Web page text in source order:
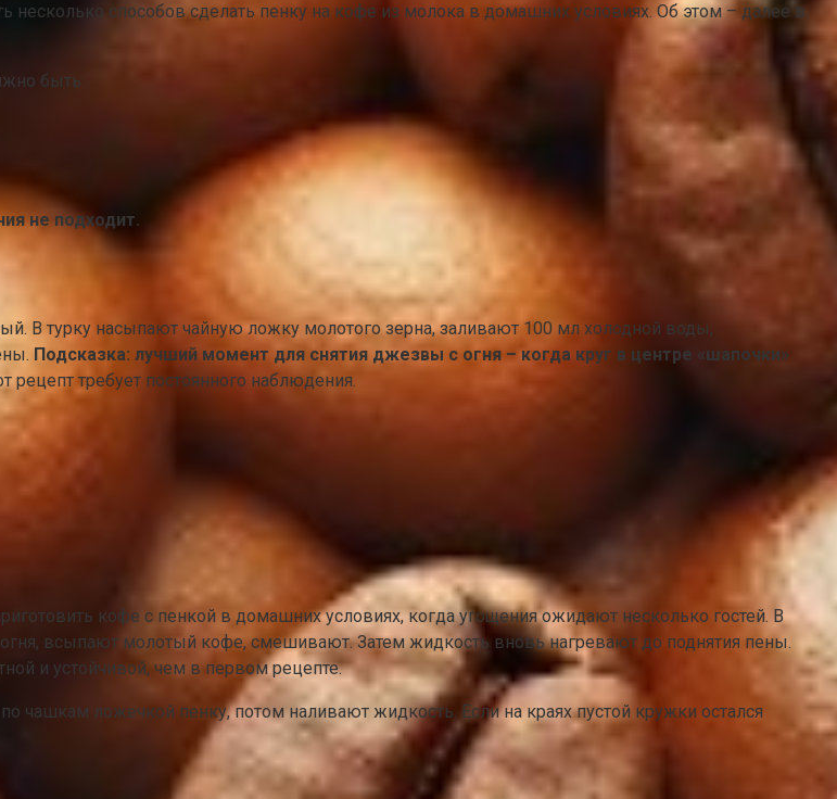
несколько способов сделать пенку на кофе из молока в домашних условиях. Об этом – далее в
быть:
не подходит.
В турку насыпают чайную ложку молотого зерна, заливают 100 мл холодной воды,
Подсказка: лучший момент для снятия джезвы с огня – когда круг в центре «шапочки»
рецепт требует постоянного наблюдения.
кофе с пенкой в домашних условиях, когда угощения ожидают несколько гостей. В
всыпают молотый кофе, смешивают. Затем жидкость вновь нагревают до поднятия пены.
и устойчивой, чем в первом рецепте.
ложечкой пенку, потом наливают жидкость. Если на краях пустой кружки остался